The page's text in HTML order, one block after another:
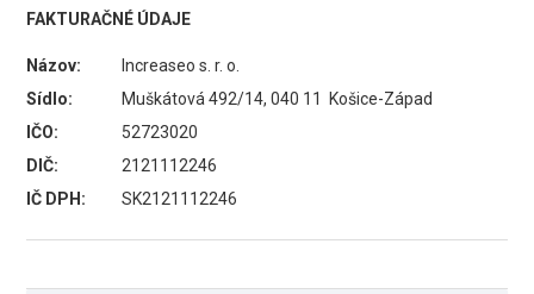
FAKTURAČNÉ ÚDAJE
Názov:
Increaseo s. r. o.
Sídlo:
Muškátová 492/14, 040 11 Košice-Západ
IČO:
52723020
DIČ:
2121112246
IČ DPH:
SK2121112246